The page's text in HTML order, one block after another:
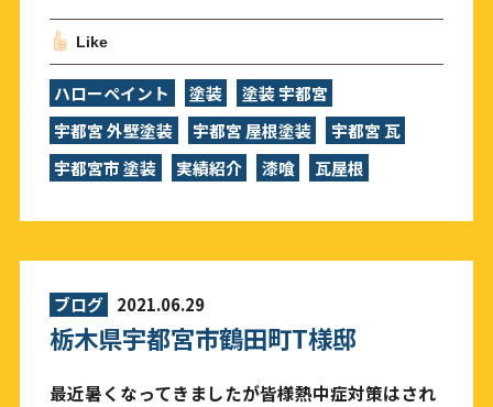
Like
ハローペイント 塗装
塗装 宇都宮
宇都宮 外壁塗装
宇都宮 屋根塗装
宇都宮 瓦
宇都宮市 塗装
実績紹介 漆喰 瓦屋根
ブログ 2021.06.29
栃木県宇都宮市鶴田町T様邸
最近暑くなってきましたが皆様熱中症対策はされ